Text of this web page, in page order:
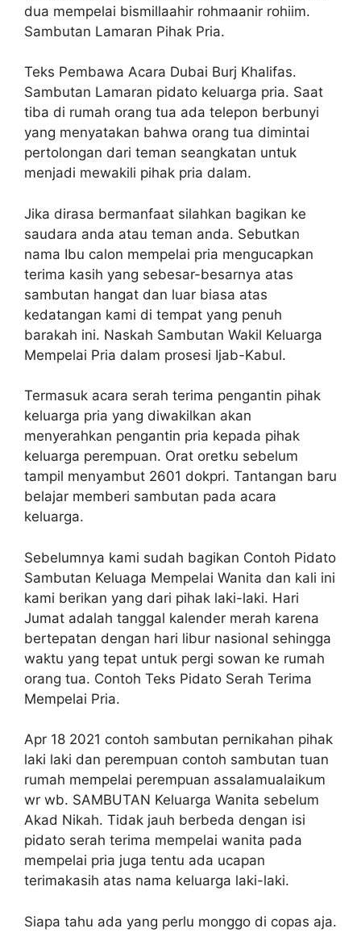
dua mempelai bismillaahir rohmaanir rohiim.
Sambutan Lamaran Pihak Pria.
Teks Pembawa Acara Dubai Burj Khalifas.
Sambutan Lamaran pidato keluarga pria. Saat
tiba di rumah orang tua ada telepon berbunyi
yang menyatakan bahwa orang tua dimintai
pertolongan dari teman seangkatan untuk
menjadi mewakili pihak pria dalam.
Jika dirasa bermanfaat silahkan bagikan ke
saudara anda atau teman anda. Sebutkan
nama Ibu calon mempelai pria mengucapkan
terima kasih yang sebesar-besarnya atas
sambutan hangat dan luar biasa atas
kedatangan kami di tempat yang penuh
barakah ini. Naskah Sambutan Wakil Keluarga
Mempelai Pria dalam prosesi Ijab-Kabul.
Termasuk acara serah terima pengantin pihak
keluarga pria yang diwakilkan akan
menyerahkan pengantin pria kepada pihak
keluarga perempuan. Orat oretku sebelum
tampil menyambut 2601 dokpri. Tantangan baru
belajar memberi sambutan pada acara
keluarga.
Sebelumnya kami sudah bagikan Contoh Pidato
Sambutan Keluaga Mempelai Wanita dan kali ini
kami berikan yang dari pihak laki-laki. Hari
Jumat adalah tanggal kalender merah karena
bertepatan dengan hari libur nasional sehingga
waktu yang tepat untuk pergi sowan ke rumah
orang tua. Contoh Teks Pidato Serah Terima
Mempelai Pria.
Apr 18 2021 contoh sambutan pernikahan pihak
laki laki dan perempuan contoh sambutan tuan
rumah mempelai perempuan assalamualaikum
wr wb. SAMBUTAN Keluarga Wanita sebelum
Akad Nikah. Tidak jauh berbeda dengan isi
pidato serah terima mempelai wanita pada
mempelai pria juga tentu ada ucapan
terimakasih atas nama keluarga laki-laki.
Siapa tahu ada yang perlu monggo di copas aja.